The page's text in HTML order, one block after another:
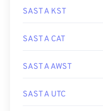
SAST A KST
SAST A CAT
SAST A AWST
SAST A UTC